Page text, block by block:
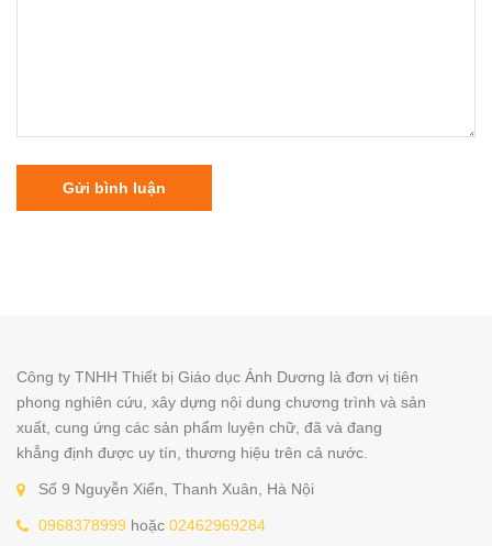
Gửi bình luận
Công ty TNHH Thiết bị Giáo dục Ánh Dương là đơn vị tiên
phong nghiên cứu, xây dựng nội dung chương trình và sản
xuất, cung ứng các sản phẩm luyện chữ, đã và đang
khẳng định được uy tín, thương hiệu trên cả nước.
Số 9 Nguyễn Xiển, Thanh Xuân, Hà Nội
0968378999 hoặc 02462969284